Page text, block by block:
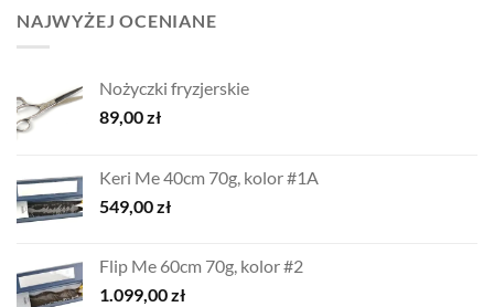
NAJWYŻEJ OCENIANE
Nożyczki fryzjerskie
89,00zł
Keri Me 40cm 70g, kolor #1A
549,00zł
Flip Me 60cm 70g, kolor #2
1.099,00zł